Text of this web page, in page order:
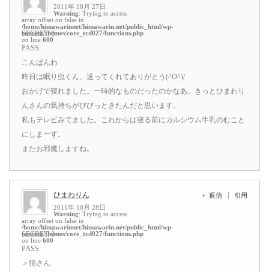
2011年 10月 27日
Warning: Trying to access
array offset on false in
/home/himawarinnet/himawarin.net/public_html/wp-
content/themes/core_tcd027/functions.php
on line 600
SECRET: 0
PASS:
こんばんわ
昨日は眠り虫くん、送ってくれてありがとう(^O^)/
おかげで寝れました。一時的なものだったのかなあ。きっとひまわり
んさんの気持ちがびびっときたんだと思います。
私もテレビみてました。これからは寝る前にカルシウム牛乳のむこと
にしまーす。
またお邪魔しますね。
ひまわりん
2011年 10月 28日
Warning: Trying to access
array offset on false in
/home/himawarinnet/himawarin.net/public_html/wp-
content/themes/core_tcd027/functions.php
on line 600
返信 引用
SECRET: 0
PASS:
＞猫さん